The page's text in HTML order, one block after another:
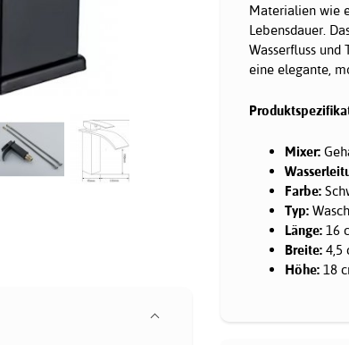
Materialien wie
Lebensdauer.
Wasserfluss
eine elegante,
Mixer:
Farbe:
Typ:
Länge: 16
Breite: 4,5
Höhe: 18